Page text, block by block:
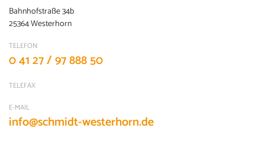
und Friedrichshain
Bahnhofstraße 34b
25364 Westerhorn
TELEFON
0 41 27 / 97 888 50
TELEFAX
E-MAIL
info@schmidt-westerhorn.de